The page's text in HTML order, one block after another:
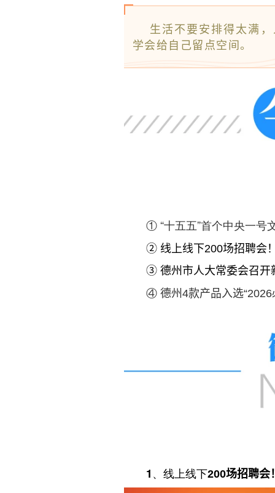
生活不要安排得太满
学会给自己留点空间。
① “十五五”首个中央一号
② 线上线下200场招聘会
③ 德州市人大常委会召
④ 德州4款产品入选
1、 线上线下200场招聘会